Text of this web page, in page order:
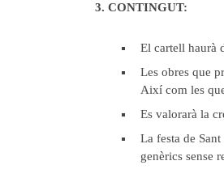
3. CONTINGUT:
El cartell haurà
Les obres que
Així com les
Es valorarà la
La festa de
genèrics sense